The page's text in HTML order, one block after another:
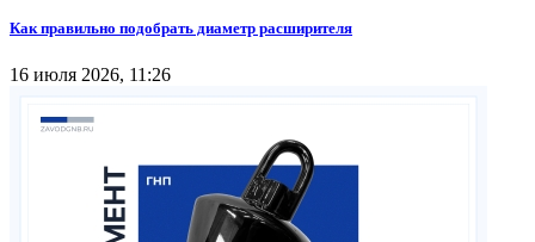
Как правильно подобрать диаметр расширителя
16 июля 2026, 11:26